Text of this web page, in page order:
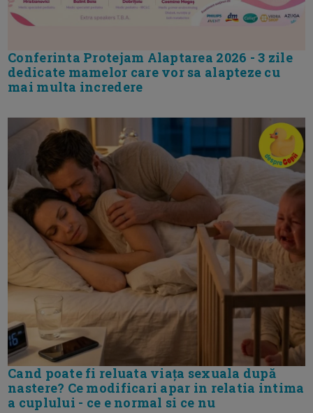
Conferinta Protejam Alaptarea 2026 - 3 zile
dedicate mamelor care vor sa alapteze cu
mai multa incredere
Cand poate fi reluata viața sexuala după
nastere? Ce modificari apar in relatia intima
a cuplului - ce e normal si ce nu